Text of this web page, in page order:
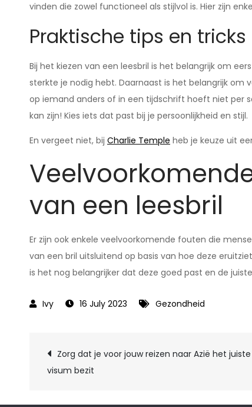
vinden die zowel functioneel als stijlvol is. Hier zijn
Praktische tips en tricks
Bij het kiezen van een leesbril is het belangrijk om
sterkte je nodig hebt. Daarnaast is het belangrijk
op iemand anders of in een tijdschrift hoeft niet per
kan zijn! Kies iets dat past bij je persoonlijkheid en stijl.
En vergeet niet, bij Charlie Temple heb je keuze uit
van een leesbril
Er zijn ook enkele veelvoorkomende fouten die
van een bril uitsluitend op basis van hoe deze
is het nog belangrijker dat deze goed past en de
16 July 2023 Gezondheid
Post
Zorg dat je voor jouw reizen naar Azië het juiste
visum bezit